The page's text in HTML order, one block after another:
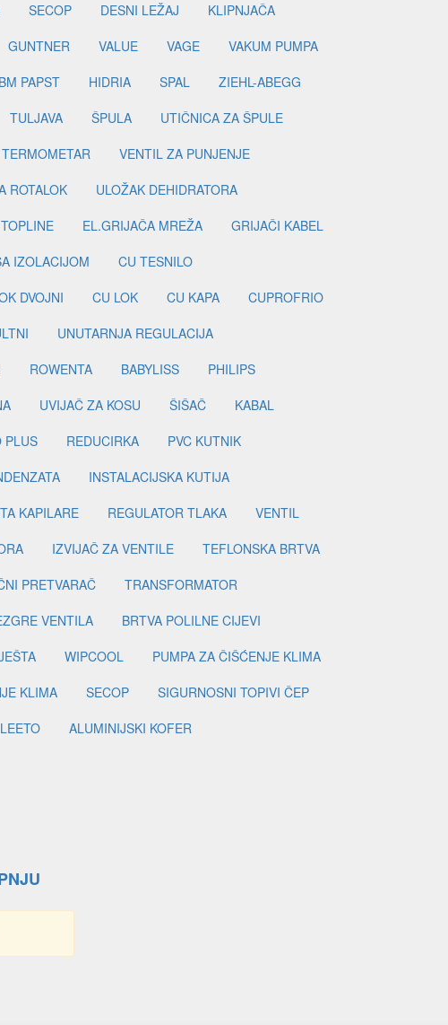
SECOP DESNI LEŽAJ
KLIPNJAČA
GUNTNER VALUE VAGE
VAKUM PUMPA
PAPST HIDRIA SPAL
ZIEHL-ABEGG
TULJAVA ŠPULA
UTIČNICA ZA ŠPULE
TERMOMETAR
VENTIL ZA PUNJENJE
ROTALOK
ULOŽAK DEHIDRATORA
EL.GRIJAČA MREŽA
GRIJAČI KABEL
IZOLACIJOM
CU TESNILO
DVOJNI CU LOK CU KAPA
CUPROFRIO
UNUTARNJA REGULACIJA
ROWENTA BABYLISS
PHILIPS
UVIJAČ ZA KOSU ŠIŠAČ
KABAL
PLUS REDUCIRKA
PVC KUTNIK
INSTALACIJSKA KUTIJA
KAPILARE REGULATOR TLAKA
VENTIL
IZVIJAČ ZA VENTILE
TEFLONSKA BRTVA
PRETVARAČ
TRANSFORMATOR
VENTILA
BRTVA POLILNE CIJEVI
WIPCOOL
PUMPA ZA ČIŠĆENJE KLIMA
KLIMA SECOP
SIGURNOSNI TOPIVI ČEP
LEETO ALUMINIJSKI KOFER